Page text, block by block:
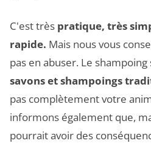
C'est très pratique, très
rapide. Mais nous vous
pas en abuser. Le
savons et shampoings
pas complètement votre
informons également que,
pourrait avoir des